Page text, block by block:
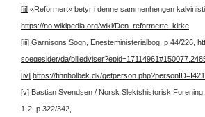
[ii] «Reformert» betyr i denne sammenhengen
https://no.wikipedia.org/wiki/Den_reformerte_kirke
[iii] Garnisons Sogn, Enesteministerialbog, p 44/226,
soegesider/da/
[iv] https://finnholbek.dk/
[v] Bastian Svendsen / Norsk Slektshistorisk
1-2, p 322/342,